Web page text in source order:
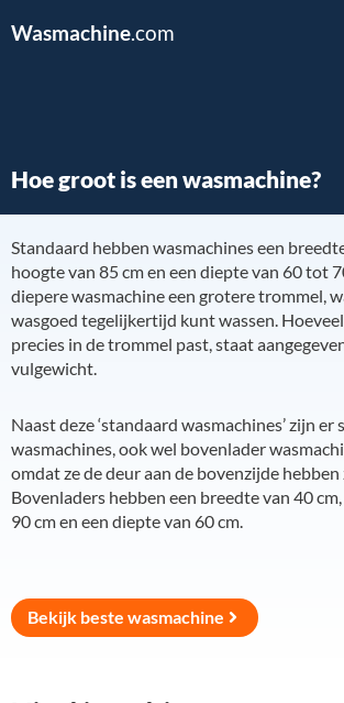
Wasmachine.com
Hoe groot is een wasmachine?
Standaard hebben wasmachines een
hoogte van 85 cm en een diepte van 60 tot
diepere wasmachine een grotere trommel,
wasgoed tegelijkertijd kunt wassen.
precies in de trommel past, staat
vulgewicht.
Naast deze ‘standaard wasmachines’ zijn er
wasmachines, ook wel bovenlader
omdat ze de deur aan de bovenzijde hebben
Bovenladers hebben een breedte van 40
90 cm en een diepte van 60 cm.
Bekijk beste wasmachine